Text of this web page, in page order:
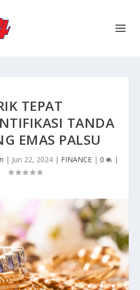
TEPAT
TANDA
EMAS PALSU
| Jun 22, 2024| FINANCE| 0 |